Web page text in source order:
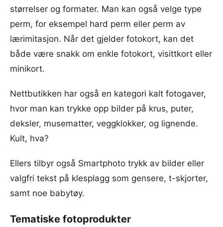
størrelser og formater. Man kan også velge type
perm, for eksempel hard perm eller perm av
lærimitasjon. Når det gjelder fotokort, kan det
både være snakk om enkle fotokort, visittkort eller
minikort.
Nettbutikken har også en kategori kalt fotogaver,
hvor man kan trykke opp bilder på krus, puter,
deksler, musematter, veggklokker, og lignende.
Kult, hva?
Ellers tilbyr også Smartphoto trykk av bilder eller
valgfri tekst på klesplagg som gensere, t-skjorter,
samt noe babytøy.
Tematiske fotoprodukter